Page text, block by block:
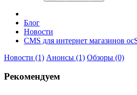
Блог
Новости
CMS для интернет магазинов
Новости (1) Анонсы (1) Обзоры (0)
Рекомендуем